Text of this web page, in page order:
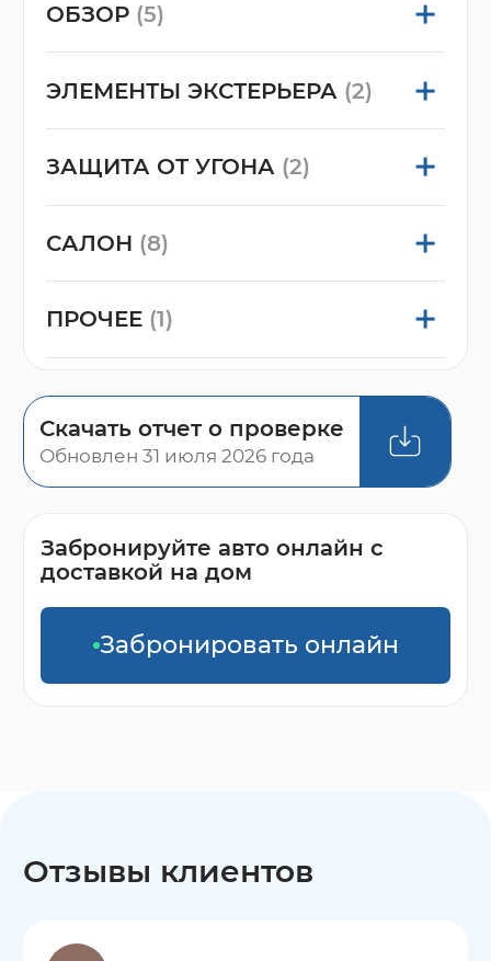
ОБЗОР (5)
ЭЛЕМЕНТЫ ЭКСТЕРЬЕРА (2)
ЗАЩИТА ОТ УГОНА (2)
САЛОН (8)
ПРОЧЕЕ (1)
Скачать отчет о проверке
Обновлен 31 июля 2026 года
Забронируйте авто онлайн с
доставкой на дом
Забронировать онлайн
Отзывы клиентов